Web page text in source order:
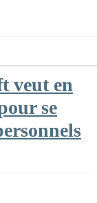
veut en
se